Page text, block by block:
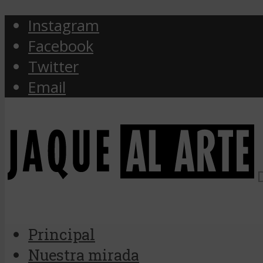
Instagram
Facebook
Twitter
Email
Principal
Nuestra mirada